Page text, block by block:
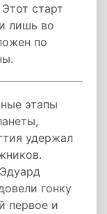
старт
лишь во
по
этапы
удержал
гонку
первое и